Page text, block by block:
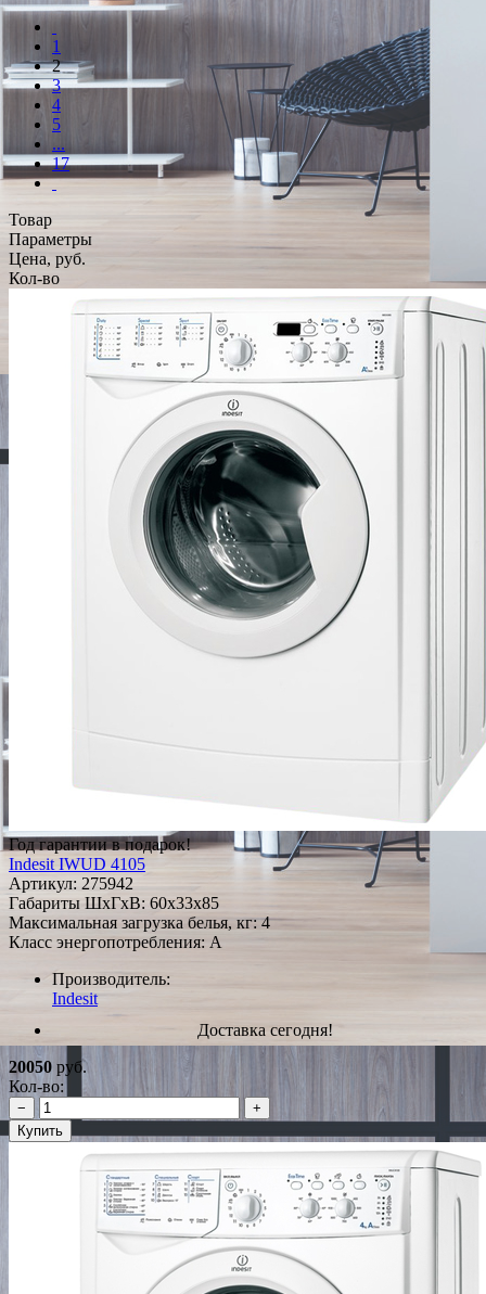
1
2
3
4
5
...
17
Товар
Параметры
Цена, руб.
Кол-во
Год гарантии в подарок!
Indesit IWUD 4105
Артикул: 275942
Габариты ШxГxВ: 60x33x85
Максимальная загрузка белья, кг: 4
Класс энергопотребления: A
Производитель:
Indesit
Доставка сегодня!
20050 руб.
Кол-во:
−
+
Купить